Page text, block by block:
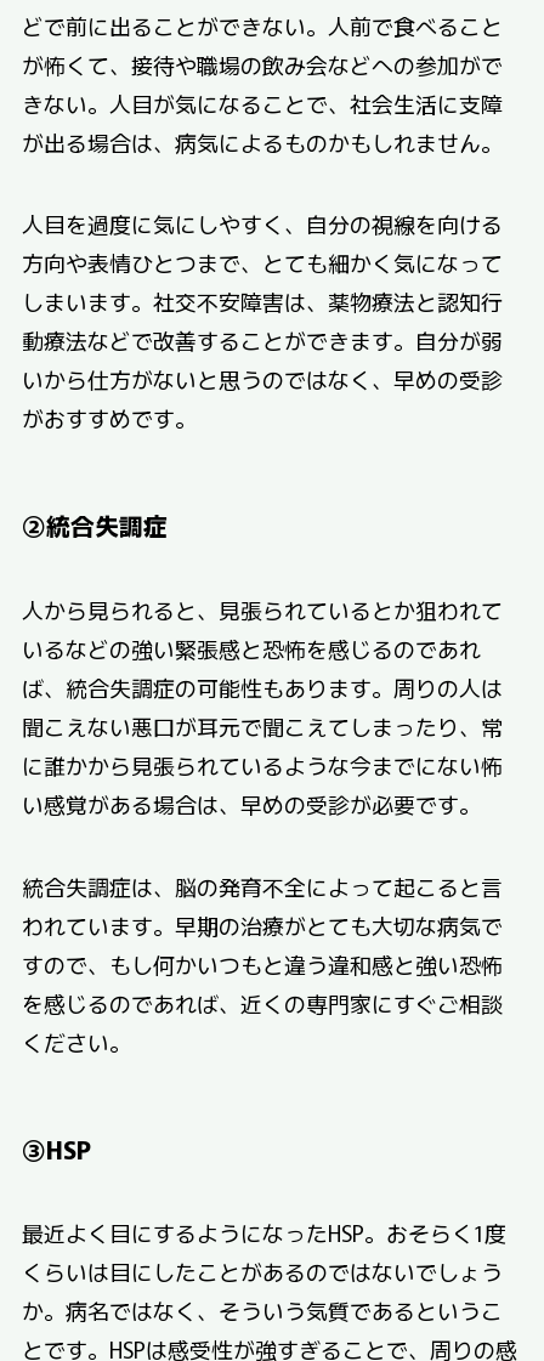
どで前に出ることができない。人前で食べること
が怖くて、接待や職場の飲み会などへの参加がで
きない。人目が気になることで、社会生活に支障
が出る場合は、病気によるものかもしれません。
人目を過度に気にしやすく、自分の視線を向ける
方向や表情ひとつまで、とても細かく気になって
しまいます。社交不安障害は、薬物療法と認知行
動療法などで改善することができます。自分が弱
いから仕方がないと思うのではなく、早めの受診
がおすすめです。
②統合失調症
人から見られると、見張られているとか狙われて
いるなどの強い緊張感と恐怖を感じるのであれ
ば、統合失調症の可能性もあります。周りの人は
聞こえない悪口が耳元で聞こえてしまったり、常
に誰かから見張られているような今までにない怖
い感覚がある場合は、早めの受診が必要です。
統合失調症は、脳の発育不全によって起こると言
われています。早期の治療がとても大切な病気で
すので、もし何かいつもと違う違和感と強い恐怖
を感じるのであれば、近くの専門家にすぐご相談
ください。
③HSP
最近よく目にするようになったHSP。おそらく1度
くらいは目にしたことがあるのではないでしょう
か。病名ではなく、そういう気質であるというこ
とです。HSPは感受性が強すぎることで、周りの感